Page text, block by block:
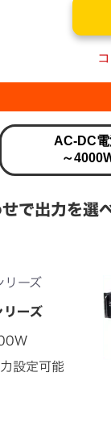
AC-DC
～
で出力を選
ーズ
設定可能